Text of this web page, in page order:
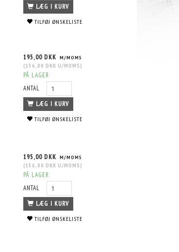
LÆG I KURV
TILFØJ ØNSKELISTE
195,00 DKK M/MOMS
(156,00 DKK U/MOMS )
PÅ LAGER
ANTAL
LÆG I KURV
TILFØJ ØNSKELISTE
195,00 DKK M/MOMS
(156,00 DKK U/MOMS )
PÅ LAGER
ANTAL
LÆG I KURV
TILFØJ ØNSKELISTE